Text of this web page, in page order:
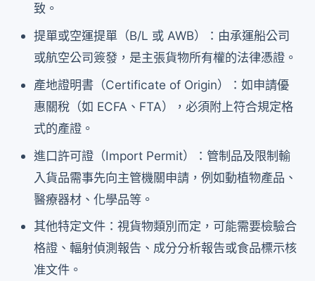
致。
提單或空運提單（B/L 或 AWB）：由承運船公司
或航空公司簽發，是主張貨物所有權的法律憑證。
產地證明書（Certificate of Origin）：如申請優
惠關稅（如 ECFA、FTA），必須附上符合規定格
式的產證。
進口許可證（Import Permit）：管制品及限制輸
入貨品需事先向主管機關申請，例如動植物產品、
醫療器材、化學品等。
其他特定文件：視貨物類別而定，可能需要檢驗合
格證、輻射偵測報告、成分分析報告或食品標示核
准文件。